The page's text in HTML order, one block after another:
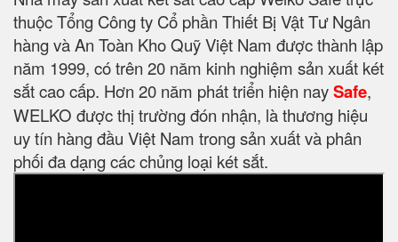
thuộc Tổng Công ty Cổ phần Thiết Bị Vật Tư Ngân
hàng và An Toàn Kho Quỹ Việt Nam được thành lập
năm 1999, có trên 20 năm kinh nghiệm sản xuất két
sắt cao cấp. Hơn 20 năm phát triển hiện naySafe,
WELKO được thị trường đón nhận, là thương hiệu
uy tín hàng đầu Việt Nam trong sản xuất và phân
phối đa dạng các chủng loại két sắt.